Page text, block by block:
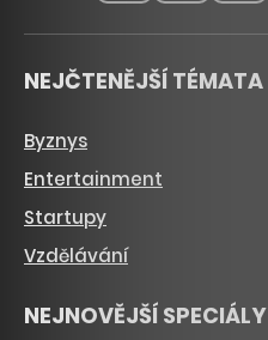
NEJČTENĚJŠÍ TÉMATA
Byznys
Entertainment
Startupy
Vzdělávání
NEJNOVĚJŠÍ SPECIÁLY